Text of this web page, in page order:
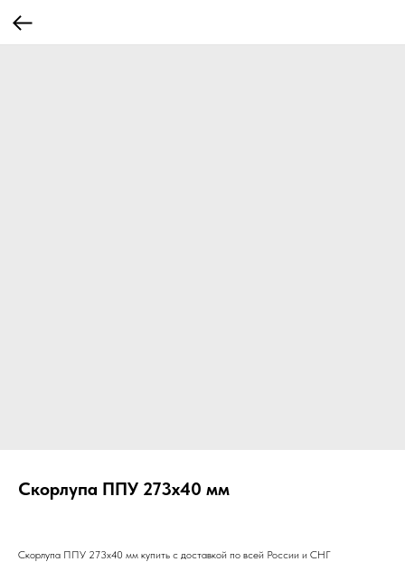
Скорлупа ППУ 273х40 мм
Скорлупа ППУ 273х40 мм купить с доставкой по всей России и СНГ